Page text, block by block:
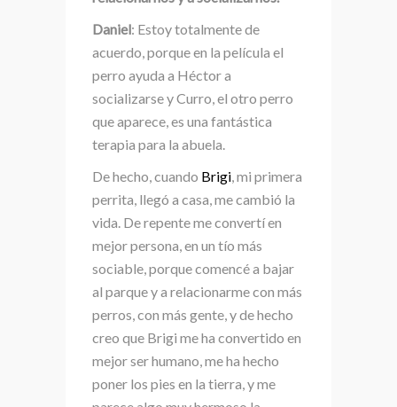
Daniel: Estoy totalmente de
acuerdo, porque en la película el
perro ayuda a Héctor a
socializarse y Curro, el otro perro
que aparece, es una fantástica
terapia para la abuela.
De hecho, cuando Brigi, mi primera
perrita, llegó a casa, me cambió la
vida. De repente me convertí en
mejor persona, en un tío más
sociable, porque comencé a bajar
al parque y a relacionarme con más
perros, con más gente, y de hecho
creo que Brigi me ha convertido en
mejor ser humano, me ha hecho
poner los pies en la tierra, y me